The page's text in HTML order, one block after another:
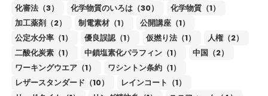
化審法（3）
化学物質のいろは（30）
化学物質（1）
加工薬剤（2）
制電素材（1）
公開講座（1）
公定水分率（1）
優良誤認（1） 仮撚り法（1）
人権（2）
二酸化炭素（1）
中鎖塩素化パラフィン（1）
中国（2）
ワーキングウエア（1）
ワシントン条約（1）
レザースタンダード（10）
レインコート（1）